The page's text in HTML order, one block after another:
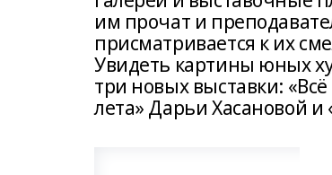
им прочат и
присматривается к их
Увидеть картины юных
три новых выставки:
лета» Дарьи Хасановой